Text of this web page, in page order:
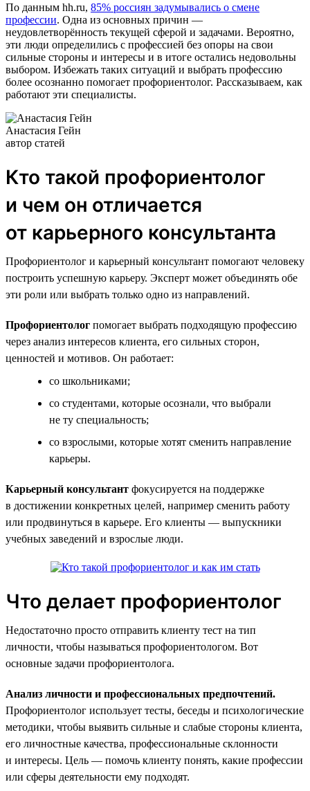
По данным hh.ru, 85% россиян задумывались о смене
профессии. Одна из основных причин —
неудовлетворённость текущей сферой и задачами. Вероятно,
эти люди определились с профессией без опоры на свои
сильные стороны и интересы и в итоге остались недовольны
выбором. Избежать таких ситуаций и выбрать профессию
более осознанно помогает профориентолог. Рассказываем, как
работают эти специалисты.
Анастасия Гейн
автор статей
Кто такой профориентолог
и чем он отличается
от карьерного консультанта
Профориентолог и карьерный консультант помогают человеку
построить успешную карьеру. Эксперт может объединять обе
эти роли или выбрать только одно из направлений.
Профориентолог помогает выбрать подходящую профессию
через анализ интересов клиента, его сильных сторон,
ценностей и мотивов. Он работает:
со школьниками;
со студентами, которые осознали, что выбрали
не ту специальность;
со взрослыми, которые хотят сменить направление
карьеры.
Карьерный консультант фокусируется на поддержке
в достижении конкретных целей, например сменить работу
или продвинуться в карьере. Его клиенты — выпускники
учебных заведений и взрослые люди.
Что делает профориентолог
Недостаточно просто отправить клиенту тест на тип
личности, чтобы называться профориентологом. Вот
основные задачи профориентолога.
Анализ личности и профессиональных предпочтений.
Профориентолог использует тесты, беседы и психологические
методики, чтобы выявить сильные и слабые стороны клиента,
его личностные качества, профессиональные склонности
и интересы. Цель — помочь клиенту понять, какие профессии
или сферы деятельности ему подходят.